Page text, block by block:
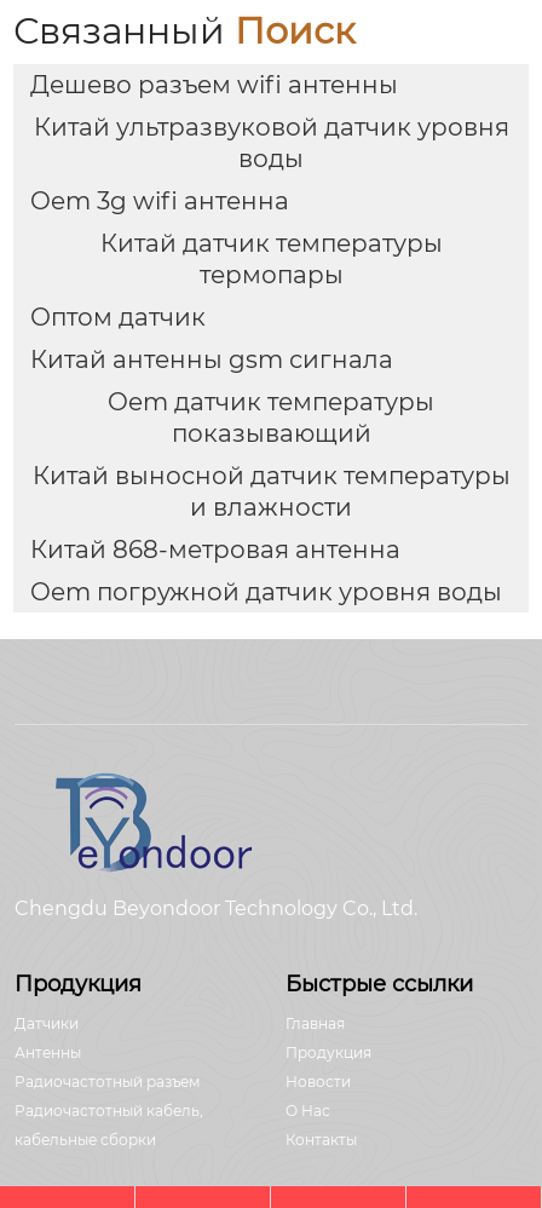
Связанный Поиск
Дешево разъем wifi антенны
Китай ультразвуковой датчик уровня
воды
Oem 3g wifi антенна
Китай датчик температуры
термопары
Оптом датчик
Китай антенны gsm сигнала
Oem датчик температуры
показывающий
Китай выносной датчик температуры
и влажности
Китай 868-метровая антенна
Oem погружной датчик уровня воды
Chengdu Beyondoor Technology Co., Ltd.
Продукция
Датчики
Антенны
Радиочастотный разъем
Радиочастотный кабель,
кабельные сборки
Быстрые ссылки
Главная
Продукция
Новости
О Hас
Контакты